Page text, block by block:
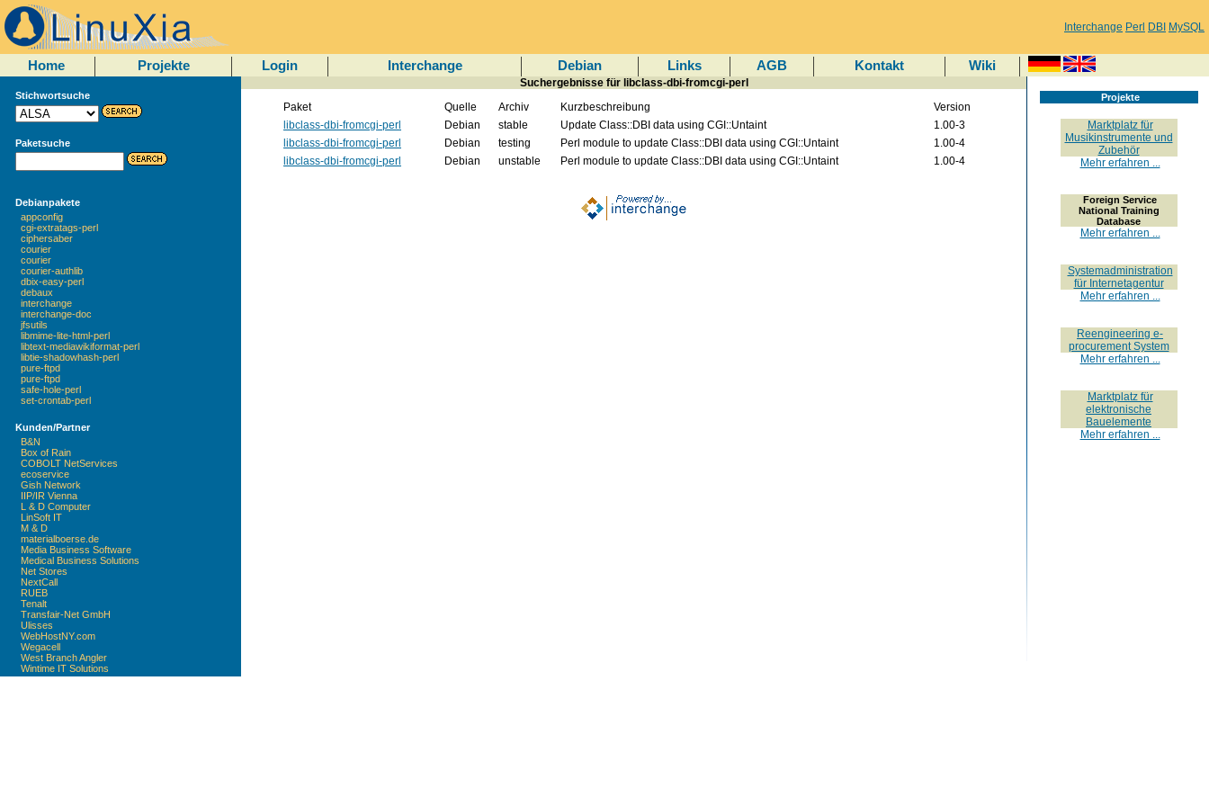
Interchange Perl DBI MySQL
Home Projekte Login Interchange Debian Links AGB Kontakt Wiki
Stichwortsuche
Paketsuche
Debianpakete
appconfig
cgi-extratags-perl
ciphersaber
courier
courier
courier-authlib
dbix-easy-perl
debaux
interchange
interchange-doc
jfsutils
libmime-lite-html-perl
libtext-mediawikiformat-perl
libtie-shadowhash-perl
pure-ftpd
pure-ftpd
safe-hole-perl
set-crontab-perl
Kunden/Partner
B&N
Box of Rain
COBOLT NetServices
ecoservice
Gish Network
IIP/IR Vienna
L & D Computer
LinSoft IT
M & D
materialboerse.de
Media Business Software
Medical Business Solutions
Net Stores
NextCall
RUEB
Tenalt
Transfair-Net GmbH
Ulisses
WebHostNY.com
Wegacell
West Branch Angler
Wintime IT Solutions
Suchergebnisse für libclass-dbi-fromcgi-perl
Paket
Quelle Archiv Kurzbeschreibung
Version
libclass-dbi-fromcgi-perl
Debian stable Update Class::DBI data using CGI::Untaint
1.00-3
libclass-dbi-fromcgi-perl
Debian testing Perl module to update Class::DBI data using CGI::Untaint
1.00-4
libclass-dbi-fromcgi-perl
Debian unstable Perl module to update Class::DBI data using CGI::Untaint 1.00-4
Projekte
Marktplatz für
Musikinstrumente und
Zubehör
Mehr erfahren ...
Foreign Service
National Training
Database
Mehr erfahren ...
Systemadministration
für Internetagentur
Mehr erfahren ...
Reengineering e-
procurement System
Mehr erfahren ...
Marktplatz für
elektronische
Bauelemente
Mehr erfahren ...